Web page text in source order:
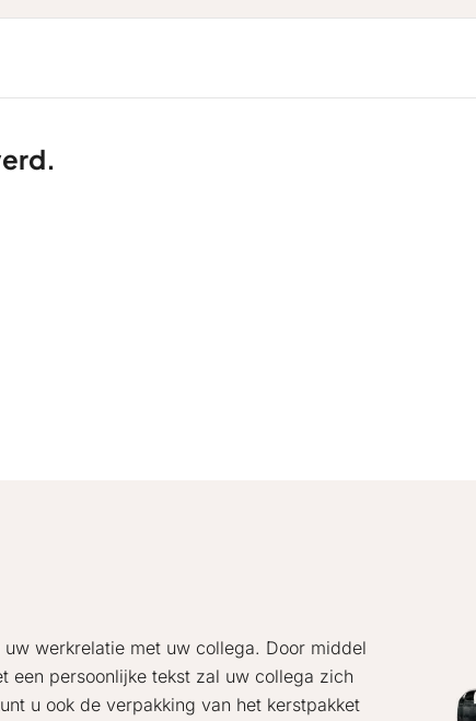
werkrelatie met uw collega. Door middel
een persoonlijke tekst zal uw collega zich
u ook de verpakking van het kerstpakket